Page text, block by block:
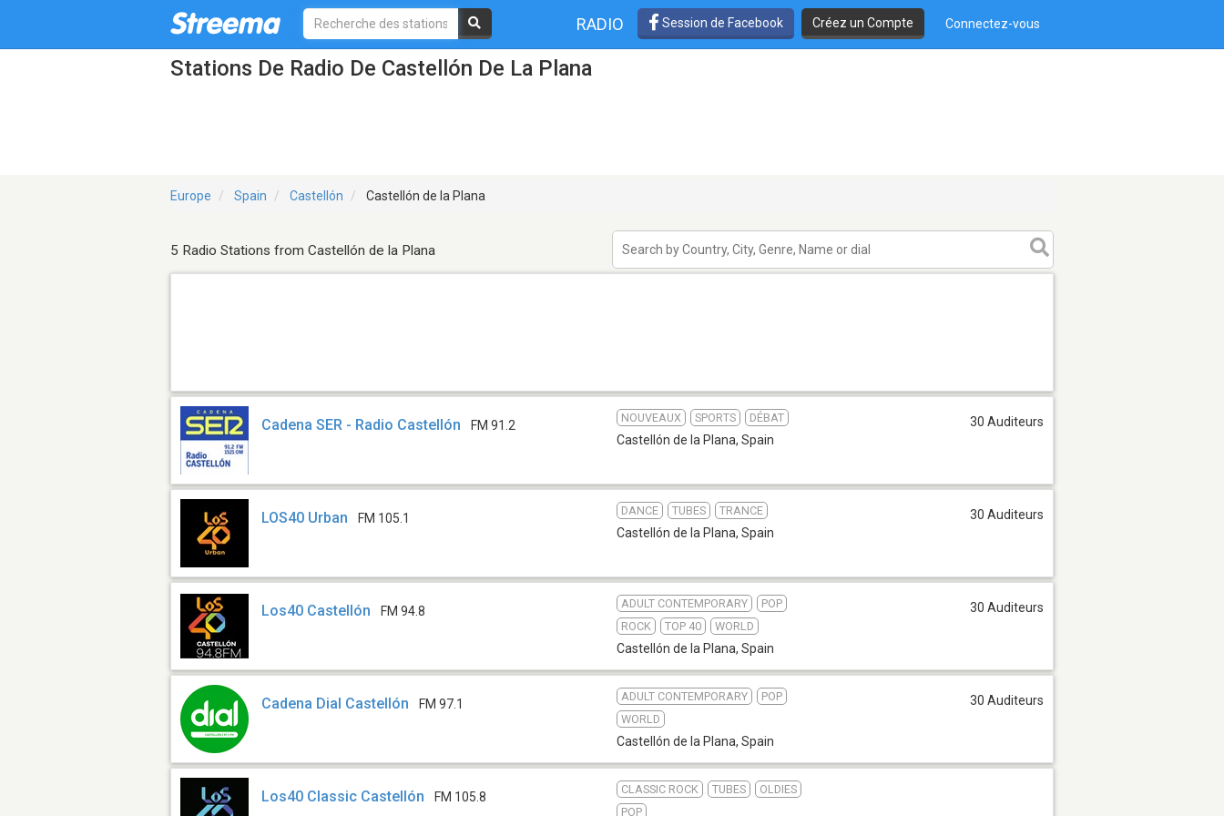
RADIO Session de Facebook Créez un Compte Connectez-vous
Stations De Radio De Castellón De La Plana
Europe Spain Castellón Castellón de la Plana
5 Radio Stations from Castellón de la Plana
Cadena SER - Radio Castellón FM 91.2
NOUVEAUX SPORTS DÉBAT
Castellón de la Plana, Spain
30 Auditeurs
LOS40 Urban FM 105.1
DANCE TUBES TRANCE
Castellón de la Plana, Spain
30 Auditeurs
Los40 Castellón FM 94.8
ADULT CONTEMPORARY
POP
ROCK
TOP 40 WORLD
Castellón de la Plana, Spain
30 Auditeurs
Cadena Dial Castellón FM 97.1
ADULT CONTEMPORARY
POP
WORLD
Castellón de la Plana, Spain
30 Auditeurs
Los40 Classic Castellón FM 105.8
CLASSIC ROCK TUBES
OLDIES
POP